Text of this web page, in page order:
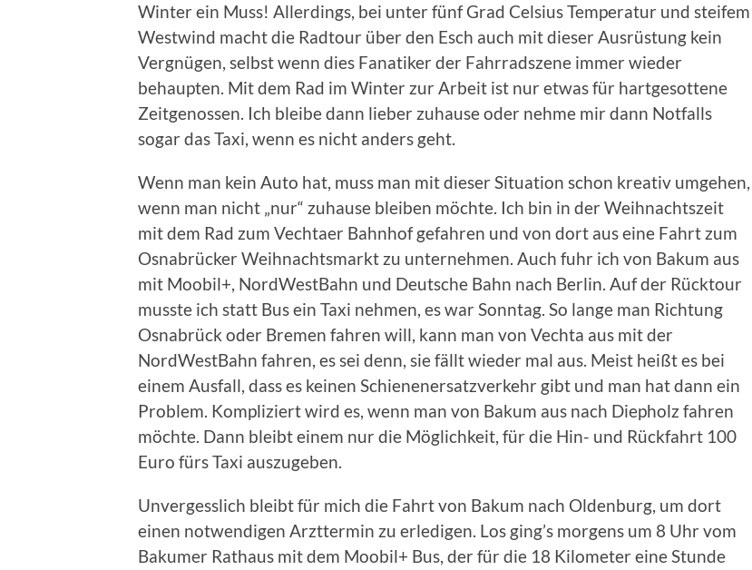
Winter ein Muss! Allerdings, bei unter fünf Grad Celsius Temperatur und steifem
Westwind macht die Radtour über den Esch auch mit dieser Ausrüstung kein
Vergnügen, selbst wenn dies Fanatiker der Fahrradszene immer wieder
behaupten. Mit dem Rad im Winter zur Arbeit ist nur etwas für hartgesottene
Zeitgenossen. Ich bleibe dann lieber zuhause oder nehme mir dann Notfalls
sogar das Taxi, wenn es nicht anders geht.
Wenn man kein Auto hat, muss man mit dieser Situation schon kreativ umgehen,
wenn man nicht „nur“ zuhause bleiben möchte. Ich bin in der Weihnachtszeit
mit dem Rad zum Vechtaer Bahnhof gefahren und von dort aus eine Fahrt zum
Osnabrücker Weihnachtsmarkt zu unternehmen. Auch fuhr ich von Bakum aus
mit Moobil+, NordWestBahn und Deutsche Bahn nach Berlin. Auf der Rücktour
musste ich statt Bus ein Taxi nehmen, es war Sonntag. So lange man Richtung
Osnabrück oder Bremen fahren will, kann man von Vechta aus mit der
NordWestBahn fahren, es sei denn, sie fällt wieder mal aus. Meist heißt es bei
einem Ausfall, dass es keinen Schienenersatzverkehr gibt und man hat dann ein
Problem. Kompliziert wird es, wenn man von Bakum aus nach Diepholz fahren
möchte. Dann bleibt einem nur die Möglichkeit, für die Hin- und Rückfahrt 100
Euro fürs Taxi auszugeben.
Unvergesslich bleibt für mich die Fahrt von Bakum nach Oldenburg, um dort
einen notwendigen Arzttermin zu erledigen. Los ging’s morgens um 8 Uhr vom
Bakumer Rathaus mit dem Moobil+ Bus, der für die 18 Kilometer eine Stunde